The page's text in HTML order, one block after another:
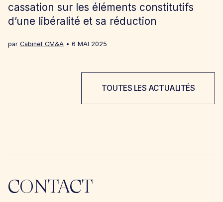
cassation sur les éléments constitutifs
d’une libéralité et sa réduction
par Cabinet CM&A 6 MAI 2025
TOUTES LES ACTUALITÉS
CONTACT